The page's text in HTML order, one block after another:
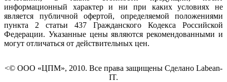
информационный характер и ни при каких условиях не
является публичной офертой, определяемой положениями
пункта 2 статьи 437 Гражданского Кодекса Российской
Федерации. Указанные цены являются рекомендованными и
могут отличаться от действительных цен.
<© ООО «ЦПМ», 2010. Все права защищены Сделано Labean-
IT.